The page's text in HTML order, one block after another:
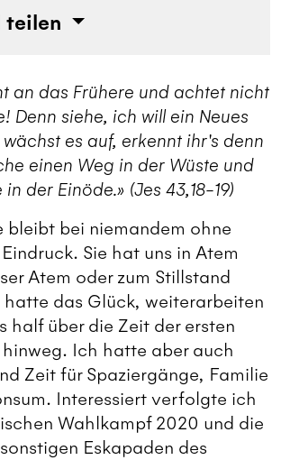
an das Frühere und achtet nicht
Denn siehe, ich will ein Neues
es auf, erkennt ihr's denn
einen Weg in der Wüste und
der Einöde.» (Jes 43,18-19)
bleibt bei niemandem ohne
Sie hat uns in Atem
Atem oder zum Stillstand
das Glück, weiterarbeiten
half über die Zeit der ersten
Ich hatte aber auch
Zeit für Spaziergänge, Familie
Interessiert verfolgte ich
Wahlkampf 2020 und die
Eskapaden des